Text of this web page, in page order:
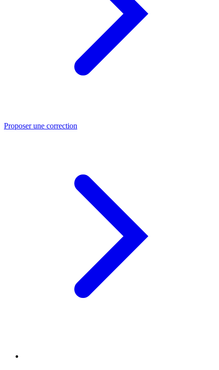
Proposer une correction